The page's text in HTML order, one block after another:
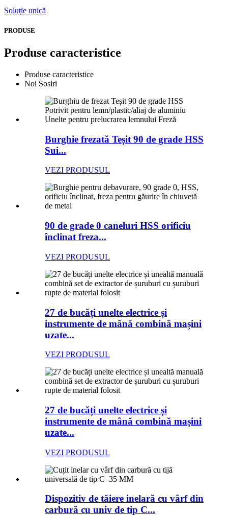
Soluție unică
PRODUSE
Produse caracteristice
Produse caracteristice
Noi Sosiri
Burghie frezată Teșit 90 de grade HSS
Sui...
VEZI PRODUSUL
90 de grade 0 caneluri HSS orificiu
înclinat freza...
VEZI PRODUSUL
27 de bucăți unelte electrice și
instrumente de mână combină mașini
uzate...
VEZI PRODUSUL
27 de bucăți unelte electrice și
instrumente de mână combină mașini
uzate...
VEZI PRODUSUL
Dispozitiv de tăiere inelară cu vârf din
carbură cu univ de tip C...